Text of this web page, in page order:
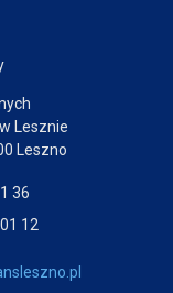
Lesznie
Leszno
36
12